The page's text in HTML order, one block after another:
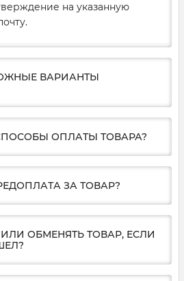
на указанную
ВАРИАНТЫ
ОПЛАТЫ ТОВАРА?
ЗА ТОВАР?
ОБМЕНЯТЬ ТОВАР, ЕСЛИ